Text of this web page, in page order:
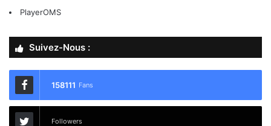
PlayerOMS
Suivez-Nous :
158111 Fans
Followers